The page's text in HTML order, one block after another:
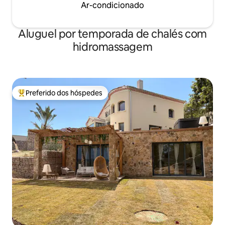
Ar-condicionado
Aluguel por temporada de chalés com
hidromassagem
Entre os melhores preferidos dos hóspedes
Preferido dos hóspedes